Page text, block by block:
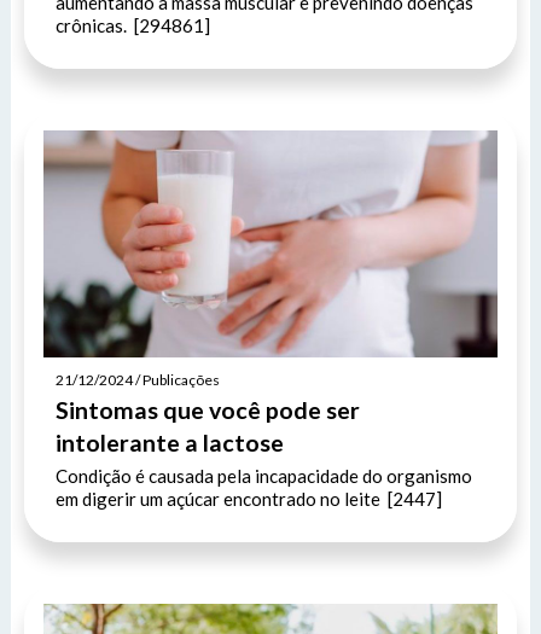
crônicas. [294861]
21/12/2024 / Publicações
Sintomas que você pode ser
intolerante a lactose
Condição é causada pela incapacidade do organismo
em digerir um açúcar encontrado no leite [2447]